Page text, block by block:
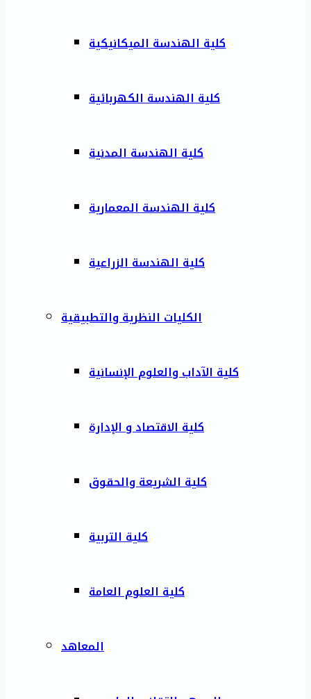
كلية الهندسة الميكانيكية
كلية الهندسة الكهربائية
كلية الهندسة المدنية
كلية الهندسة المعمارية
كلية الهندسة الزراعية
الكليات النظرية والتطبيقية
كلية الآداب والعلوم الإنسانية
كلية الاقتصاد و الإدارة
كلية الشريعة والحقوق
كلية التربية
كلية العلوم العامة
المعاهد